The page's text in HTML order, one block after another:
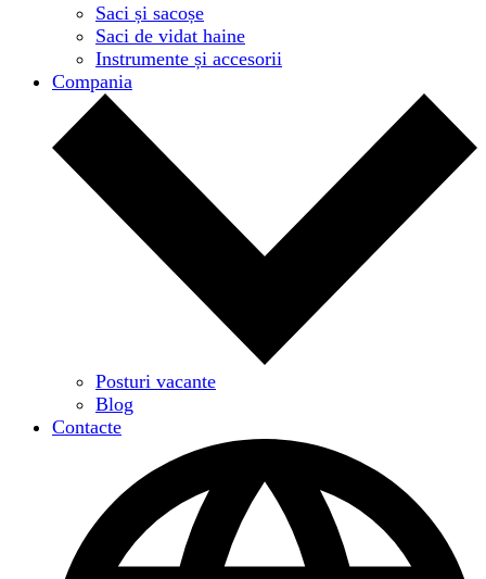
Saci și sacoșe
Saci de vidat haine
Instrumente și accesorii
Compania
Posturi vacante
Blog
Contacte